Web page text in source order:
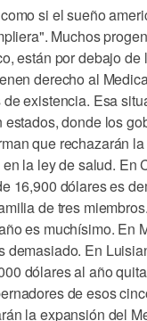
si el sueño
Muchos
están por debajo
derecho al
existencia. Esa
estados, donde los
que rechazarán
la ley de salud. En
16,900 dólares es
de tres
es muchísimo. En
demasiado. En
dólares al año
de esos
la expansión del